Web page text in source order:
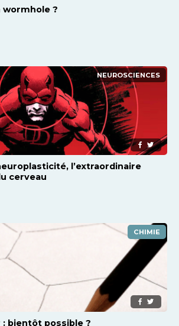
wormhole ?
NEUROSCIENCES
l’extraordinaire
cerveau
CHIMIE
: bientôt possible ?